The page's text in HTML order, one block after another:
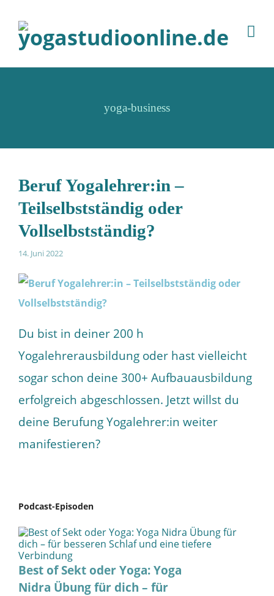
yoga-business
Beruf Yogalehrer:in –
Teilselbstständig oder
Vollselbstständig?
14. Juni 2022
Du bist in deiner 200 h
Yogalehrerausbildung oder hast vielleicht
sogar schon deine 300+ Aufbauausbildung
erfolgreich abgeschlossen. Jetzt willst du
deine Berufung Yogalehrer:in weiter
manifestieren?
Podcast-Episoden
Best of Sekt oder Yoga: Yoga
Nidra Übung für dich – für